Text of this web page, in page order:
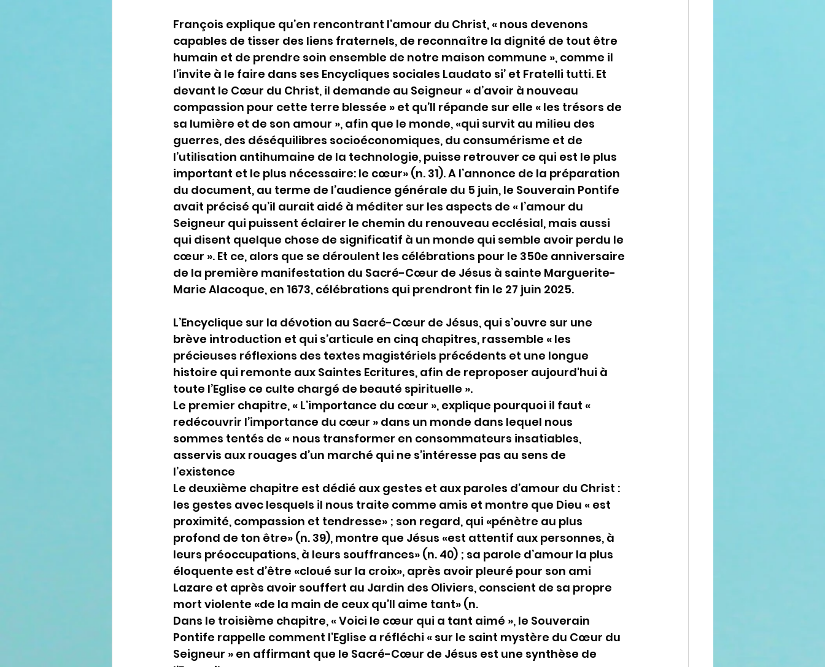
François explique qu’en rencontrant l’amour du Christ, « nous devenons
capables de tisser des liens fraternels, de reconnaître la dignité de tout être
humain et de prendre soin ensemble de notre maison commune », comme il
l’invite à le faire dans ses Encycliques sociales Laudato si’ et Fratelli tutti. Et
devant le Cœur du Christ, il demande au Seigneur « d’avoir à nouveau
compassion pour cette terre blessée » et qu’Il répande sur elle « les trésors de
sa lumière et de son amour », afin que le monde, «qui survit au milieu des
guerres, des déséquilibres socioéconomiques, du consumérisme et de
l’utilisation antihumaine de la technologie, puisse retrouver ce qui est le plus
important et le plus nécessaire: le cœur» (n. 31). A l’annonce de la préparation
du document, au terme de l’audience générale du 5 juin, le Souverain Pontife
avait précisé qu’il aurait aidé à méditer sur les aspects de « l’amour du
Seigneur qui puissent éclairer le chemin du renouveau ecclésial, mais aussi
qui disent quelque chose de significatif à un monde qui semble avoir perdu le
cœur ». Et ce, alors que se déroulent les célébrations pour le 350e anniversaire
de la première manifestation du Sacré-Cœur de Jésus à sainte Marguerite-
Marie Alacoque, en 1673, célébrations qui prendront fin le 27 juin 2025.
L’Encyclique sur la dévotion au Sacré-Cœur de Jésus, qui s’ouvre sur une
brève introduction et qui s’articule en cinq chapitres, rassemble « les
précieuses réflexions des textes magistériels précédents et une longue
histoire qui remonte aux Saintes Ecritures, afin de reproposer aujourd'hui à
toute l’Eglise ce culte chargé de beauté spirituelle ».
Le premier chapitre, « L’importance du cœur », explique pourquoi il faut «
redécouvrir l’importance du cœur » dans un monde dans lequel nous
sommes tentés de « nous transformer en consommateurs insatiables,
asservis aux rouages d’un marché qui ne s’intéresse pas au sens de
l’existence
Le deuxième chapitre est dédié aux gestes et aux paroles d’amour du Christ :
les gestes avec lesquels il nous traite comme amis et montre que Dieu « est
proximité, compassion et tendresse» ; son regard, qui «pénètre au plus
profond de ton être» (n. 39), montre que Jésus «est attentif aux personnes, à
leurs préoccupations, à leurs souffrances» (n. 40) ; sa parole d’amour la plus
éloquente est d’être «cloué sur la croix», après avoir pleuré pour son ami
Lazare et après avoir souffert au Jardin des Oliviers, conscient de sa propre
mort violente «de la main de ceux qu’Il aime tant» (n.
Dans le troisième chapitre, « Voici le cœur qui a tant aimé », le Souverain
Pontife rappelle comment l’Eglise a réfléchi « sur le saint mystère du Cœur du
Seigneur » en affirmant que le Sacré-Cœur de Jésus est une synthèse de